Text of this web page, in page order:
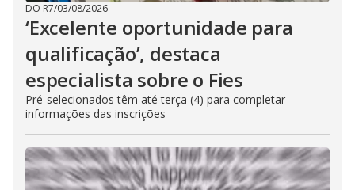
DO R7/03/08/2026
‘Excelente oportunidade para
qualificação’, destaca
especialista sobre o Fies
Pré-selecionados têm até terça (4) para completar
informações das inscrições